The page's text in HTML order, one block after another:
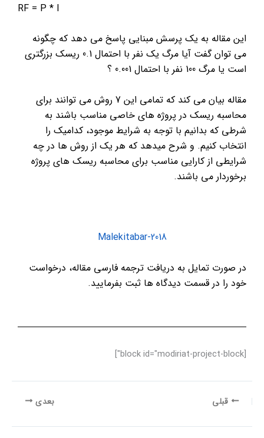
RF = P * I
این مقاله به یک پرسش مبنایی پاسخ می دهد که چگونه
می توان گفت آیا مرگ یک نفر با احتمال 0.1 ریسک بزرگتری
است یا مرگ 100 نفر با احتمال 0.001 ؟
مقاله بیان می کند که تمامی این 7 روش می توانند برای
محاسبه ریسک در پروژه های خاصی مناسب باشند به
شرطی که بدانیم با توجه به شرایط موجود، کدامیک را
انتخاب کنیم. و شرح میدهد که هر یک از روش ها در چه
شرایطی از کارایی مناسب برای محاسبه ریسک های پروژه
برخوردار می باشند.
Malekitabar-2018
در صورت تمایل به دریافت ترجمه فارسی مقاله، درخواست
خود را در قسمت دیدگاه ها ثبت بفرمایید.
[block id="modiriat-project-block"]
قبلی بعدی